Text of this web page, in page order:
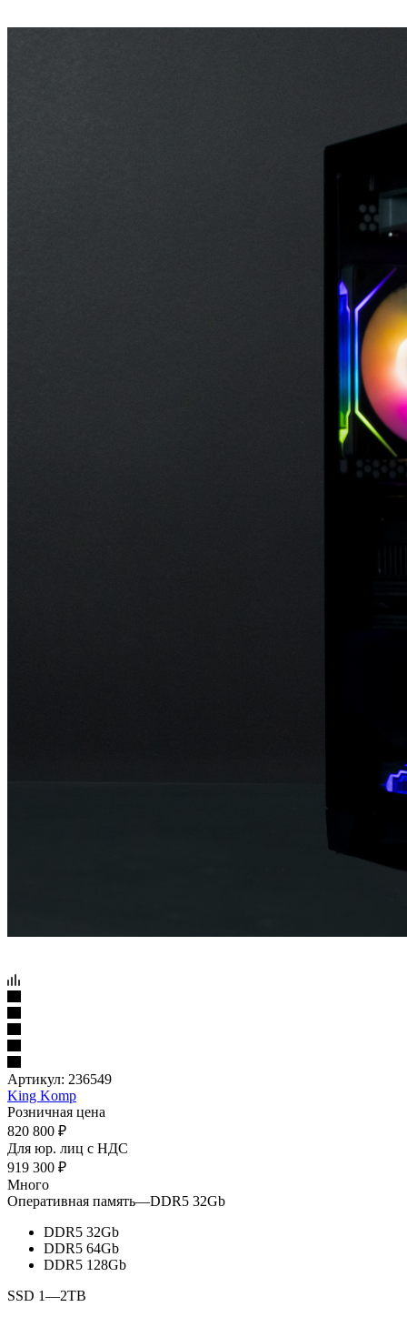
Артикул: 236549
King Komp
Розничная цена
820 800 ₽
Для юр. лиц c НДС
919 300 ₽
Много
Оперативная память—DDR5 32Gb
DDR5 32Gb
DDR5 64Gb
DDR5 128Gb
SSD 1—2TB